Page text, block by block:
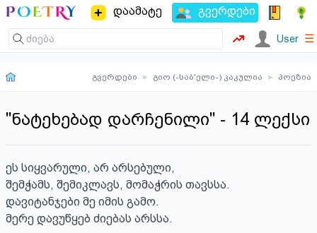
დაამატე გვერდები
User ☰
გვერდები ▸ გიო (-საბ'ელი-) კაკულია ▸ პოეზია
"ნატეხებად დარჩენილი" - 14 ლექსი
ეს სიყვარული, არ არსებული,
შემჭამს, შემიკლავს, მომაჭრის თავსსა.
დავიტანჯები მე იმის გამო.
მერე დავუწყებ ძიებას არსსა.